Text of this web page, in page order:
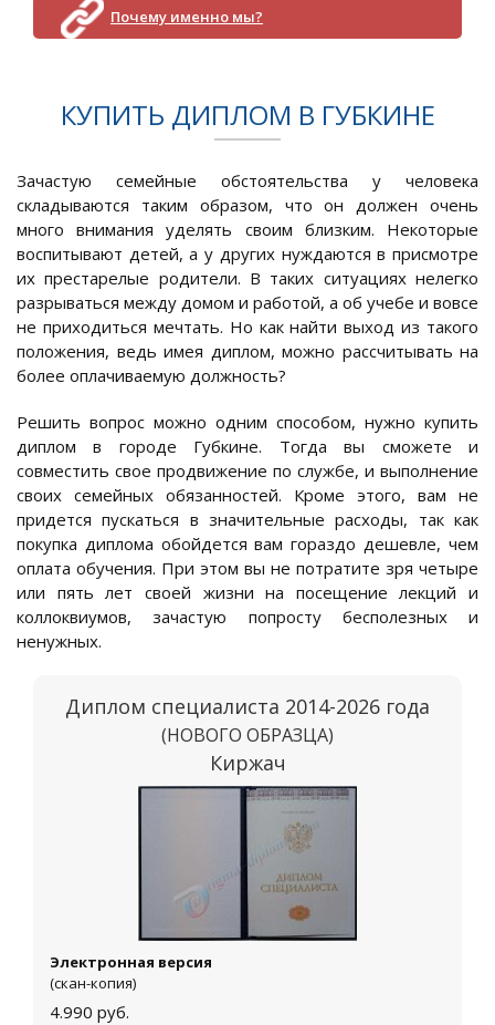
Почему именно мы?
КУПИТЬ ДИПЛОМ В ГУБКИНЕ
Зачастую семейные обстоятельства у человека
складываются таким образом, что он должен очень
много внимания уделять своим близким. Некоторые
воспитывают детей, а у других нуждаются в присмотре
их престарелые родители. В таких ситуациях нелегко
разрываться между домом и работой, а об учебе и вовсе
не приходиться мечтать. Но как найти выход из такого
положения, ведь имея диплом, можно рассчитывать на
более оплачиваемую должность?
Решить вопрос можно одним способом, нужно купить
диплом в городе Губкине. Тогда вы сможете и
совместить свое продвижение по службе, и выполнение
своих семейных обязанностей. Кроме этого, вам не
придется пускаться в значительные расходы, так как
покупка диплома обойдется вам гораздо дешевле, чем
оплата обучения. При этом вы не потратите зря четыре
или пять лет своей жизни на посещение лекций и
коллоквиумов, зачастую попросту бесполезных и
ненужных.
Диплом специалиста 2014-2026 года
(НОВОГО ОБРАЗЦА)
Киржач
Электронная версия
(скан-копия)
4.990 руб.